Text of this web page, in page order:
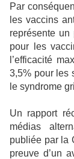
Par
les vaccins
représente un
pour les
l’efficacité
3,5% pour les
le syndrome
Un rapport
médias
publiée par la
preuve d’un